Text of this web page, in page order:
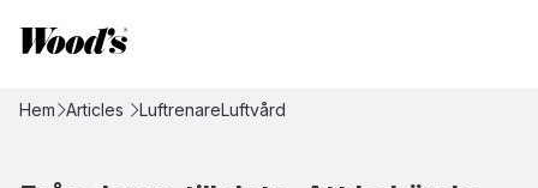
Hem Articles LuftrenareLuftvård